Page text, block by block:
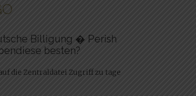
Billigung � Perish
besten?
die Zentraldatei Zugriff zu tage